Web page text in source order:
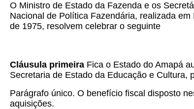
O Ministro de Estado da Fazenda e os
Nacional de Política Fazendária, realizada
de 1975, resolvem celebrar o seguinte
Cláusula primeira Fica o Estado do Amapá
Secretaria de Estado da Educação e Cultura,
Parágrafo único. O benefício fiscal disposto
aquisições.